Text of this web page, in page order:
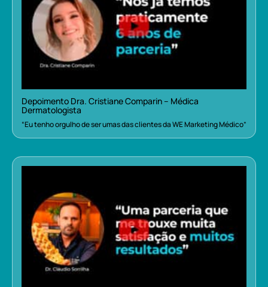
Depoimento Dra. Cristiane Comparin – Médica
Dermatologista
“Eu tenho orgulho de ser umas das clientes da WE Marketing Médico”